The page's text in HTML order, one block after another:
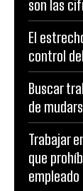
son las
El
control
Buscar
de
Trabajar
que